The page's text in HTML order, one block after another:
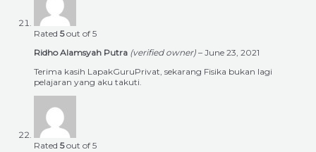
Rated 5out of 5
Ridho Alamsyah Putra (verified owner) – June 23, 2021
Terima kasih LapakGuruPrivat, sekarang Fisika bukan lagi
pelajaran yang aku takuti.
Rated 5out of 5